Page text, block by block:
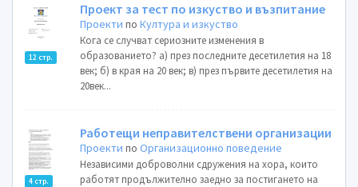
12 стр.
Проект за тест по изкуство и възпитание
Проекти поКултура и изкуство
Кога се случват сериозните изменения в
образованието? а) през последните десетилетия на 18
век; б) в края на 20 век; в) през първите десетилетия на
20век...
4 стр.
Работещи неправителствени организации
Проекти поОрганизационно поведение
Независими доброволни сдружения на хора, които
работят продължително заедно за постигането на